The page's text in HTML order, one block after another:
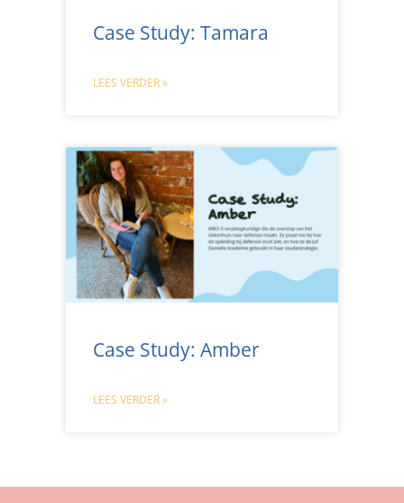
Case Study: Tamara
LEES VERDER »
Case Study: Amber
LEES VERDER »